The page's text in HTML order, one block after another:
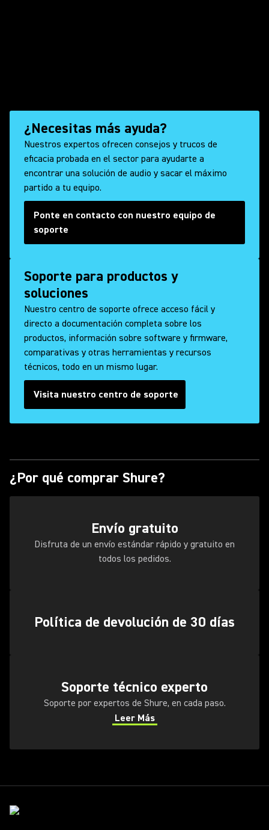
¿Necesitas más ayuda?
Nuestros expertos ofrecen consejos y trucos de
eficacia probada en el sector para ayudarte a
encontrar una solución de audio y sacar el máximo
partido a tu equipo.
Ponte en contacto con nuestro equipo de
soporte
Soporte para productos y
soluciones
Nuestro centro de soporte ofrece acceso fácil y
directo a documentación completa sobre los
productos, información sobre software y firmware,
comparativas y otras herramientas y recursos
técnicos, todo en un mismo lugar.
Visita nuestro centro de soporte
¿Por qué comprar Shure?
Envío gratuito
Disfruta de un envío estándar rápido y gratuito en
todos los pedidos.
Política de devolución de 30 días
Soporte técnico experto
Soporte por expertos de Shure, en cada paso.
Leer Más